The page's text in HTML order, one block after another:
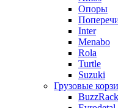
Опоры
Inter
Menabo
Rola
Turtle
Suzuki
Грузовые
BuzzRack